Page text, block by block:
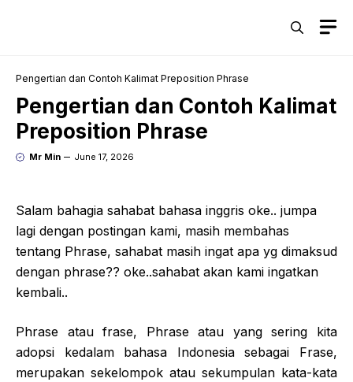
Pengertian dan Contoh Kalimat Preposition Phrase
Pengertian dan Contoh Kalimat
Preposition Phrase
Mr Min June 17, 2026
Salam bahagia sahabat bahasa inggris oke.. jumpa
lagi dengan postingan kami, masih membahas
tentang Phrase, sahabat masih ingat apa yg dimaksud
dengan phrase?? oke..sahabat akan kami ingatkan
kembali..
Phrase atau frase, Phrase atau yang sering kita
adopsi kedalam bahasa Indonesia sebagai Frase,
merupakan sekelompok atau sekumpulan kata-kata